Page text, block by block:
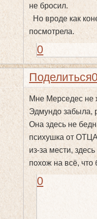
не бросил.
Но вроде как
посмотрела.
0
Поделиться
Мне Мерседес не
Эдмундо забыла,
Она здесь не
психушка от
из-за мести,
похож на всё,
0